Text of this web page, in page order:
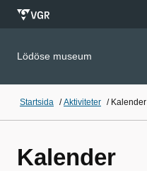
Lödöse museum
Startsida /Aktiviteter / Kalender
Kalender